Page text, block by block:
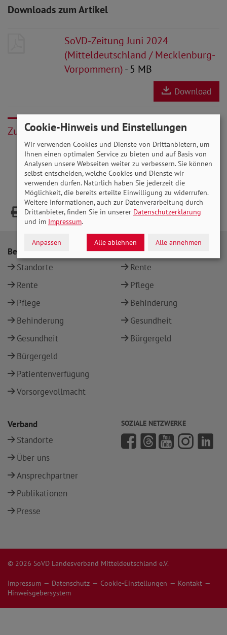
Downloads zum Artikel
SoVD-Zeitung Juni 2024
(Mitteldeutschland / Mecklenburg-
Vorpommern)- 5 MB
Download
Zurück
Beratung
Standorte
Rente
Pflege
Behinderung
Gesundheit
Bürgergeld
Patientenverfügung
Vorsorgevollmacht
Themen
Rente
Pflege
Behinderung
Gesundheit
Bürgergeld
Verband
Standorte
Über uns
Ansprechpartner
Publikationen
Presse
SOZIALE NETZWERKE
© 2026 SoVD Landesverband Mitteldeutschland e.V.
Impressum Datenschutz Cookie-Einstellungen
Kontakt
Hinweisgebersystem
Cookie-Hinweis und Einstellungen
Wir verwenden Cookies und Dienste von Drittanbietern, um
Ihnen einen optimalen Service zu bieten und auf Basis von
Analysen unsere Webseiten weiter zu verbessern. Sie können
selbst entscheiden, welche Cookies und Dienste wir
verwenden dürfen. Natürlich haben Sie jederzeit die
Möglichkeit, die bereits erteilte Einwilligung zu widerrufen.
Weitere Informationen, auch zur Datenverarbeitung durch
Drittanbieter, finden Sie in unserer Datenschutzerklärung
und im Impressum.
Anpassen Alle ablehnen Alle annehmen